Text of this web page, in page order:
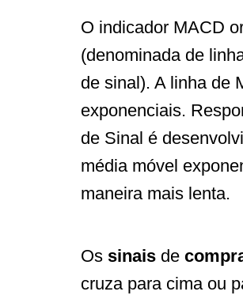
O indicador MACD
(denominada de
de sinal). A linha de
exponenciais.
de Sinal é
média móvel
maneira mais lenta.
Os sinais de
cruza para cima ou